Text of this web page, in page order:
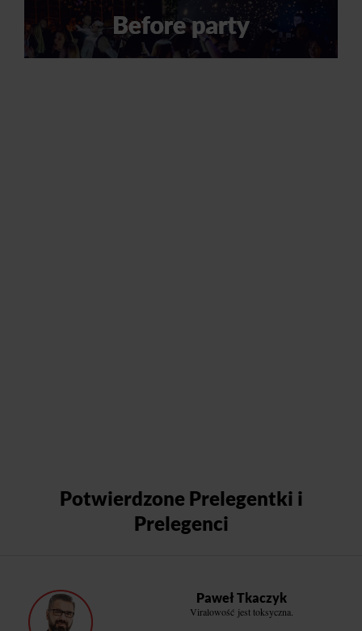
Potwierdzone Prelegentki i
Prelegenci
Paweł Tkaczyk
Viralowość jest toksyczna.